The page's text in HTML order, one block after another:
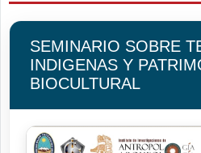
SEMINARIO SOBRE
INDIGENAS Y
BIOCULTURAL